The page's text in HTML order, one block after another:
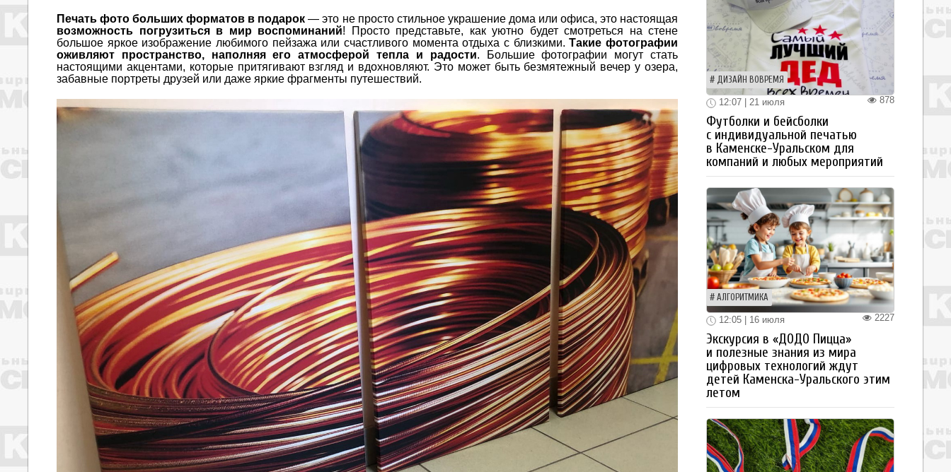
Печать фото больших форматов в подарок — это не просто стильное украшение дома или офиса, это настоящая
возможность погрузиться в мир воспоминаний! Просто представьте, как уютно будет смотреться на стене
большое яркое изображение любимого пейзажа или счастливого момента отдыха с близкими.Такие фотографии
оживляют пространство, наполняя его атмосферой тепла и радости. Большие фотографии могут стать
настоящими акцентами, которые притягивают взгляд и вдохновляют. Это может быть безмятежный вечер у озера,
забавные портреты друзей или даже яркие фрагменты путешествий.
ДИЗАЙН ВОВРЕМЯ
878
12:07 | 21 июля
Футболки и бейсболки
с индивидуальной печатью
в Каменске-Уральском для
компаний и любых мероприятий
АЛГОРИТМИКА
2227
12:05 | 16 июля
Экскурсия в «ДОДО Пицца»
и полезные знания из мира
цифровых технологий ждут
детей Каменска-Уральского этим
летом